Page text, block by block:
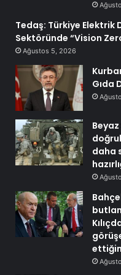
Tedaş: Türkiye Elektrik
Sektöründe “Vision
Ağustos 5, 2026
Gıda
daha